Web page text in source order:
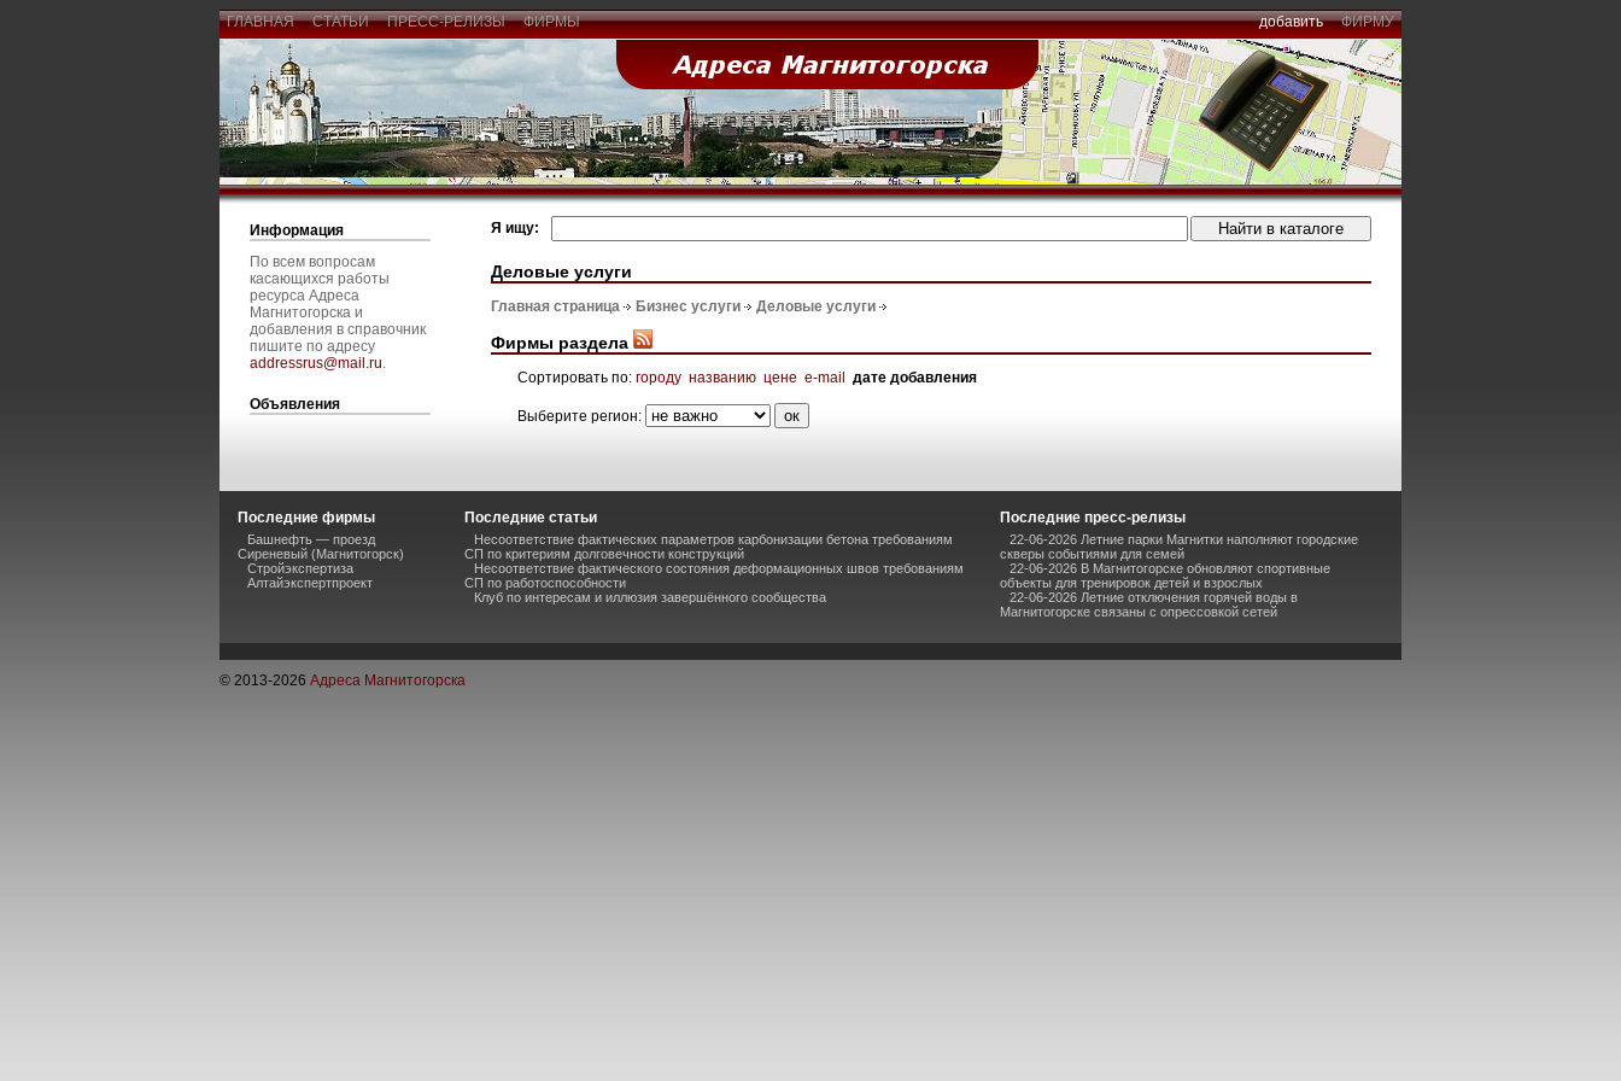
ГЛАВНАЯ СТАТЬИ ПРЕСС-РЕЛИЗЫ ФИРМЫ добавить ФИРМУ
Информация
По всем вопросам
касающихся работы
ресурса Адреса
Магнитогорска и
добавления в справочник
пишите по адресу
addressrus@mail.ru.
Объявления
Я ищу:
Деловые услуги
Главная страница Бизнес услуги Деловые услуги
Фирмы раздела
Сортировать по: городу названию цене e-mail дате добавления
Выберите регион:
Последние фирмы
Башнефть — проезд
Сиреневый (Магнитогорск)
Стройэкспертиза
Алтайэкспертпроект
Последние статьи
Несоответствие фактических параметров карбонизации бетона требованиям
СП по критериям долговечности конструкций
Несоответствие фактического состояния деформационных швов требованиям
СП по работоспособности
Клуб по интересам и иллюзия завершённого сообщества
Последние пресс-релизы
22-06-2026 Летние парки Магнитки наполняют городские
скверы событиями для семей
22-06-2026 В Магнитогорске обновляют спортивные
объекты для тренировок детей и взрослых
22-06-2026 Летние отключения горячей воды в
Магнитогорске связаны с опрессовкой сетей
© 2013-2026 Адреса Магнитогорска